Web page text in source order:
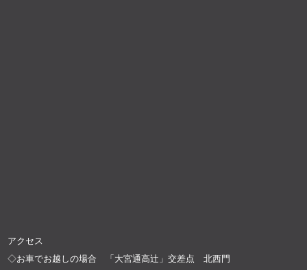
アクセス
◇お車でお越しの場合 「大宮通高辻」交差点 北西門